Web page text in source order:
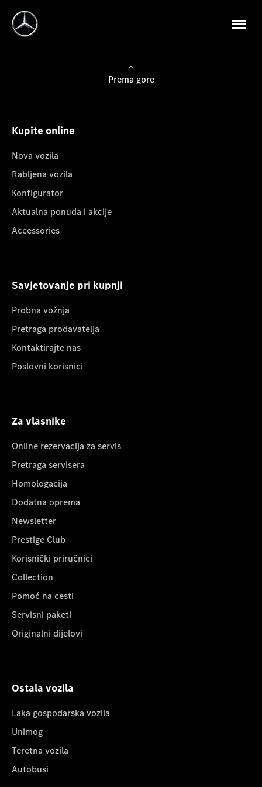
Prema gore
Kupite online
Nova vozila
Rabljena vozila
Konfigurator
Aktualna ponuda i akcije
Accessories
Savjetovanje pri kupnji
Probna vožnja
Pretraga prodavatelja
Kontaktirajte nas
Poslovni korisnici
Za vlasnike
Online rezervacija za servis
Pretraga servisera
Homologacija
Dodatna oprema
Newsletter
Prestige Club
Korisnički priručnici
Collection
Pomoć na cesti
Servisni paketi
Originalni dijelovi
Ostala vozila
Laka gospodarska vozila
Unimog
Teretna vozila
Autobusi